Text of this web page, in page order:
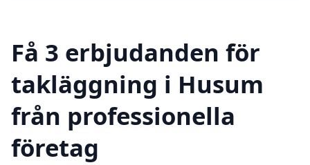
Få 3 erbjudanden för
takläggning i Husum
från professionella
företag